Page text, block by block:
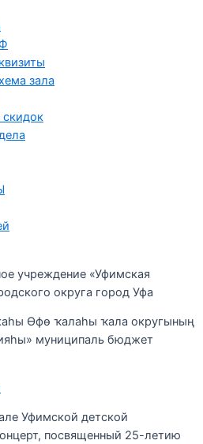
зала
учреждение «Уфимская
округа город Уфа
Өфө ҡалаһы ҡала округының
муниципаль бюджет
Уфимской детской
посвященный 25-летию